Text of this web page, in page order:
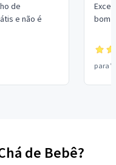
de
e não é
bom
para
de Bebê?